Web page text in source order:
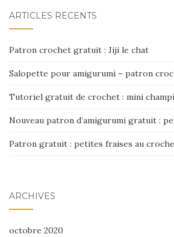
ARTICLES RÉCENTS
Patron crochet gratuit : Jiji le chat
Salopette pour amigurumi – patron
Tutoriel gratuit de crochet : mini
Nouveau patron d’amigurumi gratuit :
Patron gratuit : petites fraises au
ARCHIVES
octobre 2020